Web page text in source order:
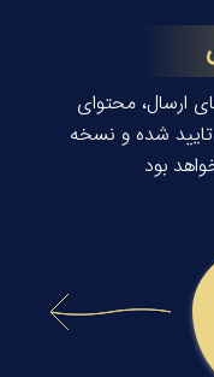
ارسال، محتوای
شده و نسخه
بود